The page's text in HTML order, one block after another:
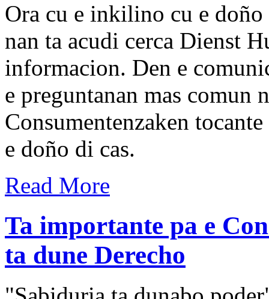
Ora cu e inkilino cu e
nan ta acudi cerca Dienst
informacion. Den e
e preguntanan mas comun
Consumentenzaken
e doño di cas.
Read More
Ta importante pa e
ta dune Derecho